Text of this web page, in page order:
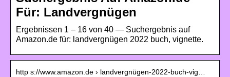
Für: Landvergnügen
Ergebnissen 1 – 16 von 40 — Suchergebnis auf
Amazon.de für: landvergnügen 2022 buch, vignette.
http s://www.amazon.de › landvergnügen-2022-buch-vig…